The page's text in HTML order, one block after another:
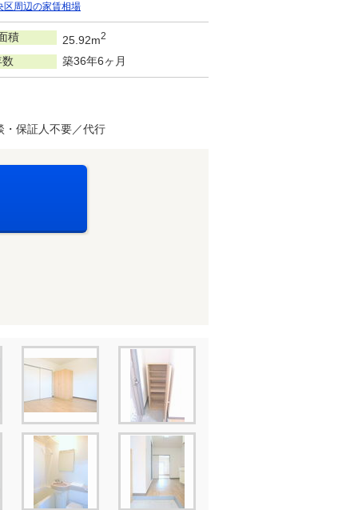
区周辺の家賃相場
積 25.92m2
築36年6ヶ月
・保証人不要／代行